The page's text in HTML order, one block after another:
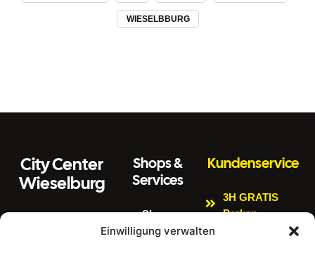
Einwilligung verwalten
WIESELBBURG
City Center
Wieselburg
3250 Wieselburg
Shops &
Services
Shops
Citycenter
Kundenservice
3H GRATIS
Parken
Kinderspielbere